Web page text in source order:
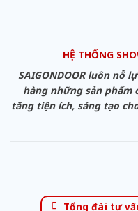
HỆ THỐNG
SAIGONDOOR luôn nỗ
hàng những sản phẩm
tăng tiện ích, sáng tạo
Tổng đài tư